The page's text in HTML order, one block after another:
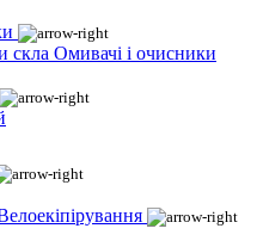
Омивачі і очисники